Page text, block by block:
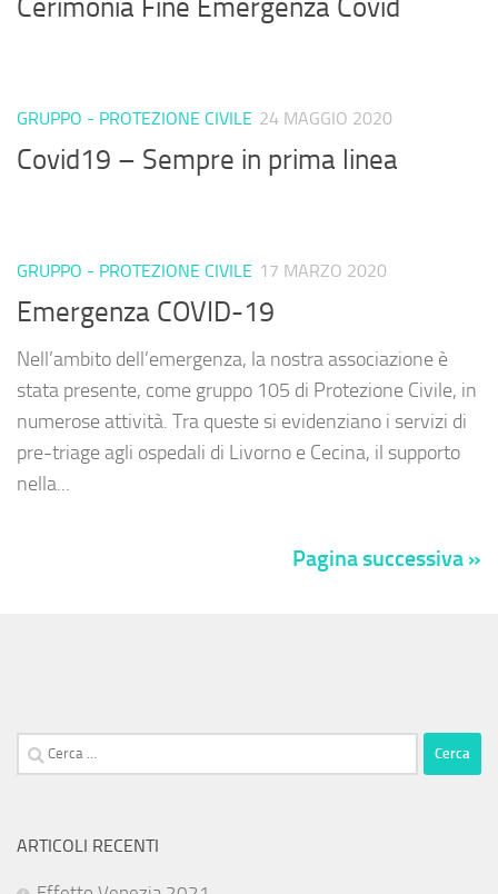
Cerimonia Fine Emergenza Covid
GRUPPO - PROTEZIONE CIVILE 24 MAGGIO 2020
Covid19 – Sempre in prima linea
GRUPPO - PROTEZIONE CIVILE 17 MARZO 2020
Emergenza COVID-19
Nell’ambito dell’emergenza, la nostra associazione è
stata presente, come gruppo 105 di Protezione Civile, in
numerose attività. Tra queste si evidenziano i servizi di
pre-triage agli ospedali di Livorno e Cecina, il supporto
nella...
Pagina successiva »
Ricerca
per:
ARTICOLI RECENTI